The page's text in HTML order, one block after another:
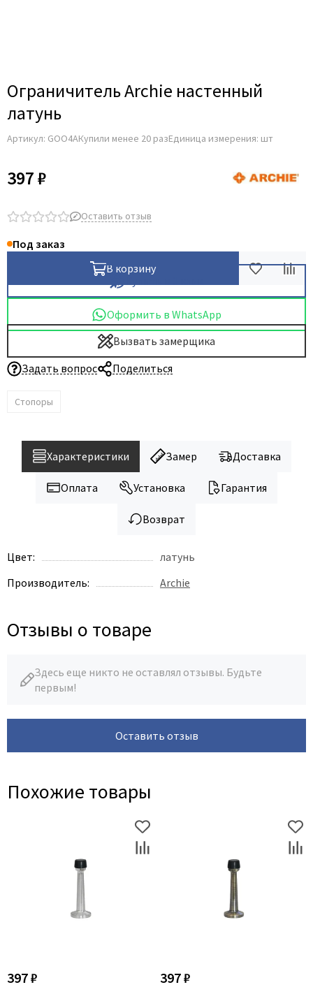
Ограничитель Archie настенный
латунь
Артикул: GOO4AКупили менее 20 разЕдиница измерения: шт
397 ₽
Оставить отзыв
Под заказ
В корзину
Оформить в WhatsApp
Вызвать замерщика
Задать вопрос
Поделиться
Стопоры
Характеристики Замер Доставка
Оплата Установка Гарантия
Возврат
Цвет:
латунь
Производитель:
Archie
Отзывы о товаре
Здесь еще никто не оставлял отзывы. Будьте
первым!
Оставить отзыв
Похожие товары
397 ₽ 397 ₽